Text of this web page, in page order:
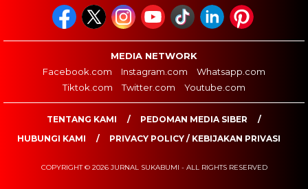
MEDIA NETWORK
Facebook.com
Instagram.com
Whatsapp.com
Tiktok.com
Twitter.com Youtube.com
TENTANG KAMI
PEDOMAN MEDIA SIBER
HUBUNGI KAMI
PRIVACY POLICY / KEBIJAKAN PRIVASI
COPYRIGHT © 2026 JURNAL SUKABUMI - ALL RIGHTS RESERVED